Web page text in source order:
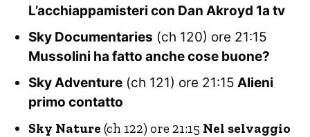
L’acchiappamisteri con Dan Akroyd 1a tv
Sky Documentaries (ch 120) ore 21:15
Mussolini ha fatto anche cose buone?
Sky Adventure (ch 121) ore 21:15 Alieni
primo contatto
Sky Nature (ch 122) ore 21:15 Nel selvaggio